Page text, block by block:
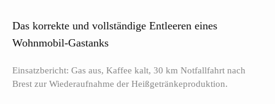
Das korrekte und vollständige Entleeren eines
Wohnmobil-Gastanks
Einsatzbericht: Gas aus, Kaffee kalt, 30 km Notfallfahrt nach
Brest zur Wiederaufnahme der Heißgetränkeproduktion.